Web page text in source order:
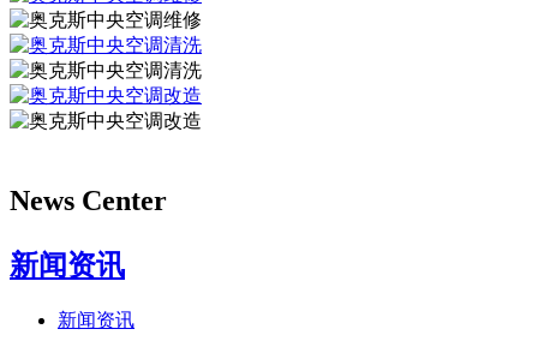
News Center
新闻资讯
新闻资讯